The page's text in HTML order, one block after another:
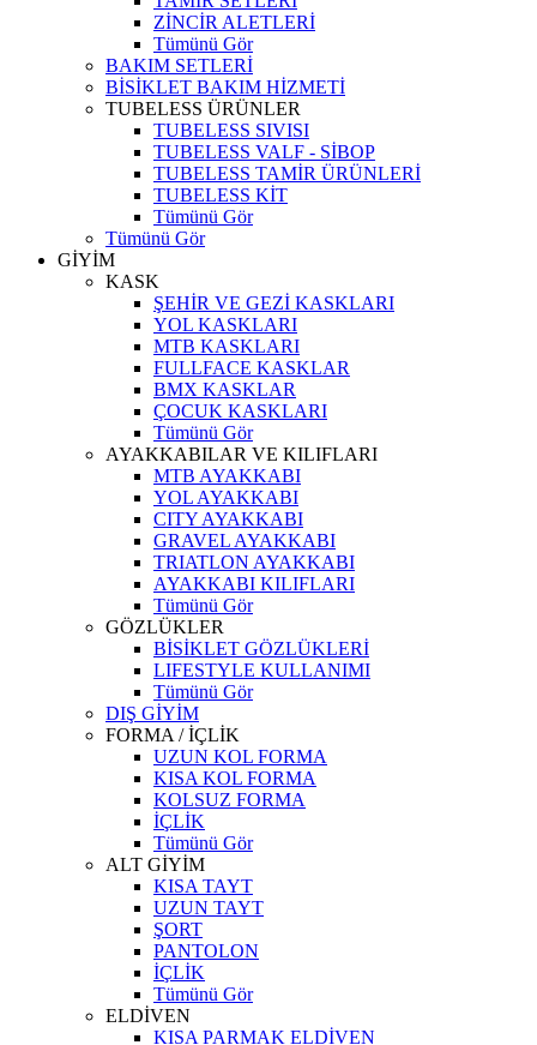
ZİNCİR ALETLERİ
Tümünü Gör
BAKIM SETLERİ
BİSİKLET BAKIM HİZMETİ
TUBELESS ÜRÜNLER
TUBELESS SIVISI
TUBELESS VALF - SİBOP
TUBELESS TAMİR ÜRÜNLERİ
TUBELESS KİT
Tümünü Gör
Tümünü Gör
GİYİM
KASK
ŞEHİR VE GEZİ KASKLARI
YOL KASKLARI
MTB KASKLARI
FULLFACE KASKLAR
BMX KASKLAR
ÇOCUK KASKLARI
Tümünü Gör
AYAKKABILAR VE KILIFLARI
MTB AYAKKABI
YOL AYAKKABI
CITY AYAKKABI
GRAVEL AYAKKABI
TRIATLON AYAKKABI
AYAKKABI KILIFLARI
Tümünü Gör
GÖZLÜKLER
BİSİKLET GÖZLÜKLERİ
LIFESTYLE KULLANIMI
Tümünü Gör
DIŞ GİYİM
FORMA / İÇLİK
UZUN KOL FORMA
KISA KOL FORMA
KOLSUZ FORMA
İÇLİK
Tümünü Gör
ALT GİYİM
KISA TAYT
UZUN TAYT
ŞORT
PANTOLON
İÇLİK
Tümünü Gör
ELDİVEN
KISA PARMAK ELDİVEN